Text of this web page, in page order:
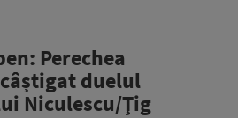
Perechea
duelul
Niculescu/Ţig